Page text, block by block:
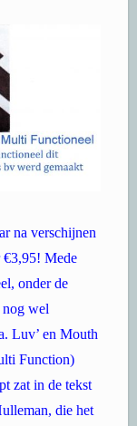
na verschijnen
Mede
onder de
nog wel
Luv’ en Mouth
Function)
zat in de tekst
die het